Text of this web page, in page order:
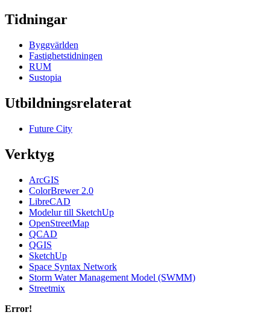
Tidningar
Byggvärlden
Fastighetstidningen
RUM
Sustopia
Utbildningsrelaterat
Future City
Verktyg
ArcGIS
ColorBrewer 2.0
LibreCAD
Modelur till SketchUp
OpenStreetMap
QCAD
QGIS
SketchUp
Space Syntax Network
Storm Water Management Model (SWMM)
Streetmix
Error!